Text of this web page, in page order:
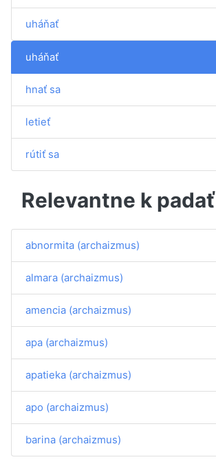
uháňať
uháňať
hnať sa
letieť
rútiť sa
Relevantne k padať
abnormita (archaizmus)
almara (archaizmus)
amencia (archaizmus)
apa (archaizmus)
apatieka (archaizmus)
apo (archaizmus)
barina (archaizmus)